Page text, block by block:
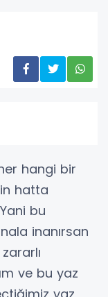
hangi bir
hatta
bu
inanırsan
ve bu yaz